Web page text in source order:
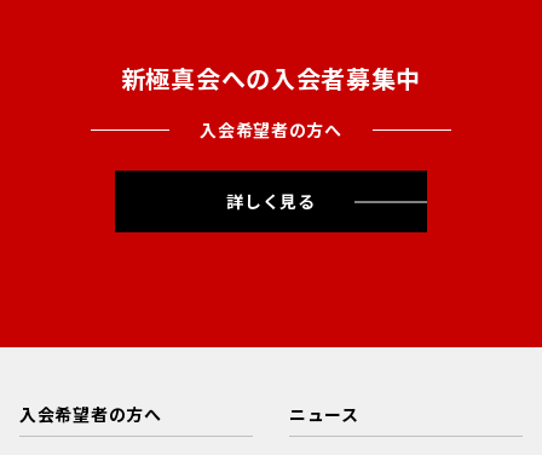
新極真会への入会者募集中
入会希望者の方へ
詳しく見る
入会希望者の方へ ニュース